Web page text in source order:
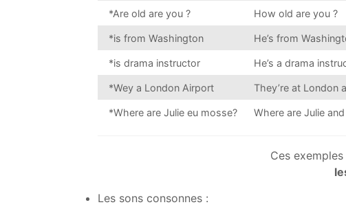
*Are old are you ? How old are you ?
*is from Washington He’s from
*is drama instructor He’s a drama
*Wey a London Airport They’re at London
*Where are Julie eu mosse? Where are Julie
Ces
Les sons consonnes :